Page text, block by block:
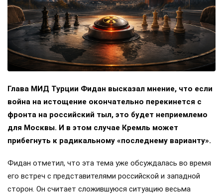
Глава МИД Турции Фидан высказал мнение, что если
война на истощение окончательно перекинется с
фронта на российский тыл, это будет неприемлемо
для Москвы. И в этом случае Кремль может
прибегнуть к радикальному «последнему варианту».
Фидан отметил, что эта тема уже обсуждалась во время
его встреч с представителями российской и западной
сторон. Он считает сложившуюся ситуацию весьма